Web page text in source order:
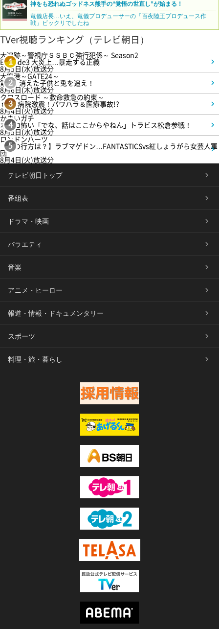
神をも恐れぬゴッドネス熊手の“覚悟の世直し”が始まる！
竜儀店長…いえ、竜儀プロデューサーの「百夜陸王プロデュース作
戦」ビックリでしたね
TVer視聴ランキング（テレビ朝日）
1
大追跡～警視庁ＳＳＢＣ強行犯係～ Season2
Episode3 大炎上…暴走する正義
8月5日(水)放送分
2
大空港～GATE24～
第3話 消えた子供と兎を追え！
8月6日(木)放送分
3
クロスロード ～救命救急の約束～
＃5 病院激震！パワハラ＆医療事故!?
8月4日(火)放送分
4
かまいガチ
オモロ怖い「でな、話はここからやねん」トラビス松倉参戦！
8月5日(水)放送分
5
ロンドンハーツ
【恋の行方は？】ラブマゲドン…FANTASTICSvs紅しょうがら女芸人軍
団
8月4日(火)放送分
テレビ朝日トップ
番組表
ドラマ・映画
バラエティ
音楽
アニメ・ヒーロー
報道・情報・ドキュメンタリー
スポーツ
料理・旅・暮らし